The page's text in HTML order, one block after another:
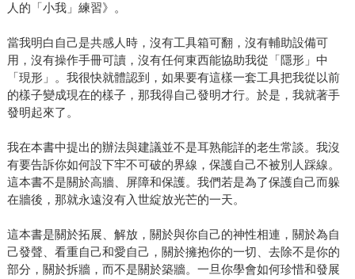
人的「小我」練習》。
當我明白自己是共感人時，沒有工具箱可翻，沒有輔助設備可
用，沒有操作手冊可讀，沒有任何東西能協助我從「隱形」中
「現形」。我很快就體認到，如果要有這樣一套工具把我從以前
的樣子變成現在的樣子，那我得自己發明才行。於是，我就著手
發明起來了。
我在本書中提出的辦法與建議並不是耳熟能詳的老生常談。我沒
有要告訴你如何設下牢不可破的界線，保護自己不被別人踩線。
這本書不是關於高牆、屏障和保護。我們若是為了保護自己而躲
在牆後，那就永遠沒有入世綻放光芒的一天。
這本書是關於拓展、解放，關於與你自己的神性相連，關於為自
己發聲、看重自己和愛自己，關於擁抱你的一切、去除不是你的
部分，關於拆牆，而不是關於築牆。一旦你學會如何珍惜和發展